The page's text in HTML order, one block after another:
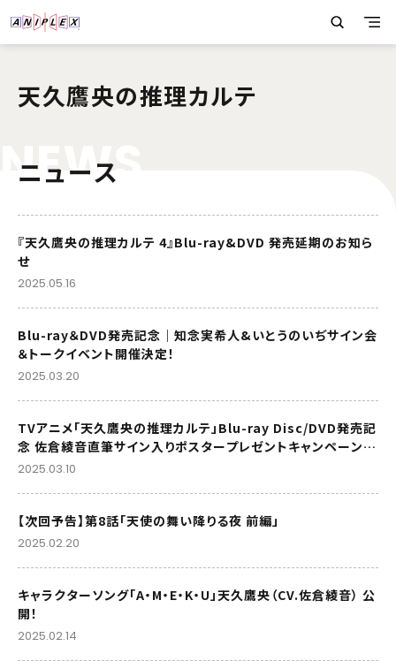
天久鷹央の推理カルテ
NEWS
ニュース
『天久鷹央の推理カルテ 4』Blu-ray&DVD 発売延期のお知ら
せ
2025.05.16
Blu-ray＆DVD発売記念｜知念実希人&いとうのいぢサイン会
＆トークイベント開催決定！
2025.03.20
TVアニメ「天久鷹央の推理カルテ」Blu-ray Disc/DVD発売記
念 佐倉綾音直筆サイン入りポスタープレゼントキャンペーン実
施決定！
2025.03.10
【次回予告】第8話「天使の舞い降りる夜 前編」
2025.02.20
キャラクターソング「A・M・E・K・U」天久鷹央（CV.佐倉綾音） 公
開！
2025.02.14